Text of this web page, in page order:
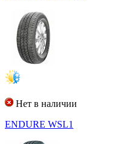
Нет в наличии
ENDURE WSL1